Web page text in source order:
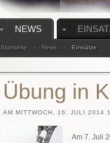
NEWS
Startseite News Einsätze
Übung in
AM MITTWOCH, 16. JULI 2014
Am 7. Juli